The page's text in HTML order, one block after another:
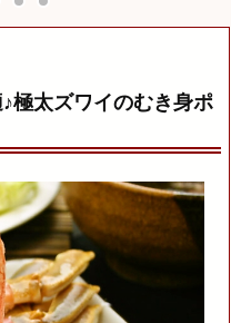
極太ズワイのむき身ポ